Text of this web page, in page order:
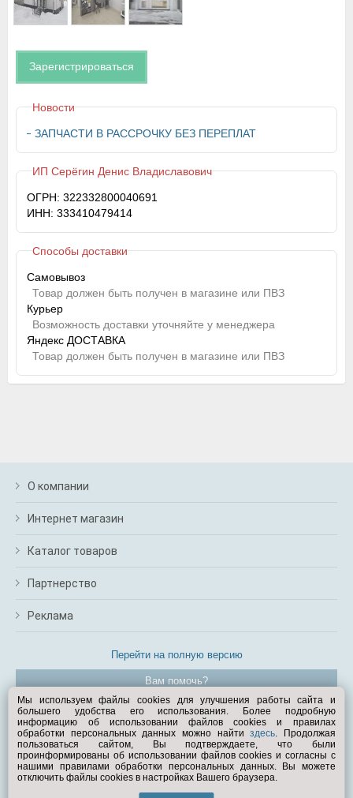
Зарегистрироваться
Новости
ЗАПЧАСТИ В РАССРОЧКУ БЕЗ ПЕРЕПЛАТ
ИП Серёгин Денис Владиславович
ОГРН: 322332800040691
ИНН: 333410479414
Способы доставки
Самовывоз
Товар должен быть получен в магазине или ПВЗ
Курьер
Возможность доставки уточняйте у менеджера
Яндекс ДОСТАВКА
Товар должен быть получен в магазине или ПВЗ
О компании
Интернет магазин
Каталог товаров
Партнерство
Реклама
Перейти на полную версию
Вам помочь?
© Exist.ru 1998—2026
Мы используем файлы cookies для улучшения работы сайта и
большего удобства его использования. Более подробную
информацию об использовании файлов cookies и правилах
обработки персональных данных можно найтиздесь. Продолжая
пользоваться сайтом, Вы подтверждаете, что были
проинформированы об использовании файлов cookies и согласны с
нашими правилами обработки персональных данных. Вы можете
отключить файлы cookies в настройках Вашего браузера.